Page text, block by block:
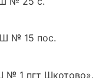
№ 15 пос.
1 пгт Шкотово».